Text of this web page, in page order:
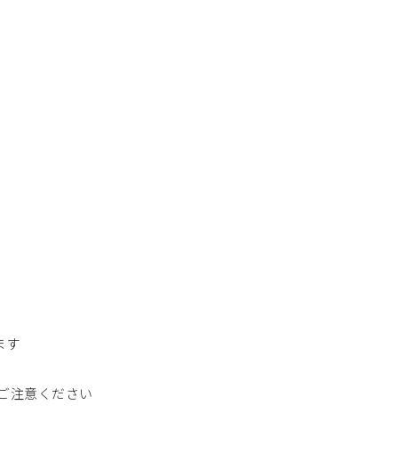
す
注意ください